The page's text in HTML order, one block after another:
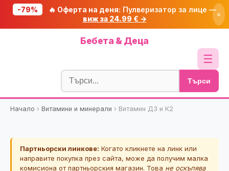
-79% 🔥 Оферта на деня: Пулверизатор за лице —
виж за 24.99 € →
×
Бебета & Деца
☰
Блог
🧮 Калкулатори
🔍 Намери продукт
🎟️ Купони
Търси
Начало › Витамини и минерали › Витамин Д3 и К2
Партньорски линкове: Когато кликнете на линк или
направите покупка през сайта, може да получим малка
комисиона от партньорския магазин. Това не оскъпява